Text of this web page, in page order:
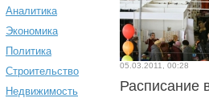
Аналитика
Экономика
Политика
Строительство
Недвижимость
05.03.2011, 00:28
Расписание